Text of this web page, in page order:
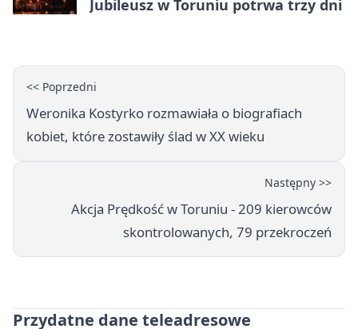
Jubileusz w Toruniu potrwa trzy dni
<< Poprzedni
Weronika Kostyrko rozmawiała o biografiach
kobiet, które zostawiły ślad w XX wieku
Następny >>
Akcja Prędkość w Toruniu - 209 kierowców
skontrolowanych, 79 przekroczeń
Przydatne dane teleadresowe